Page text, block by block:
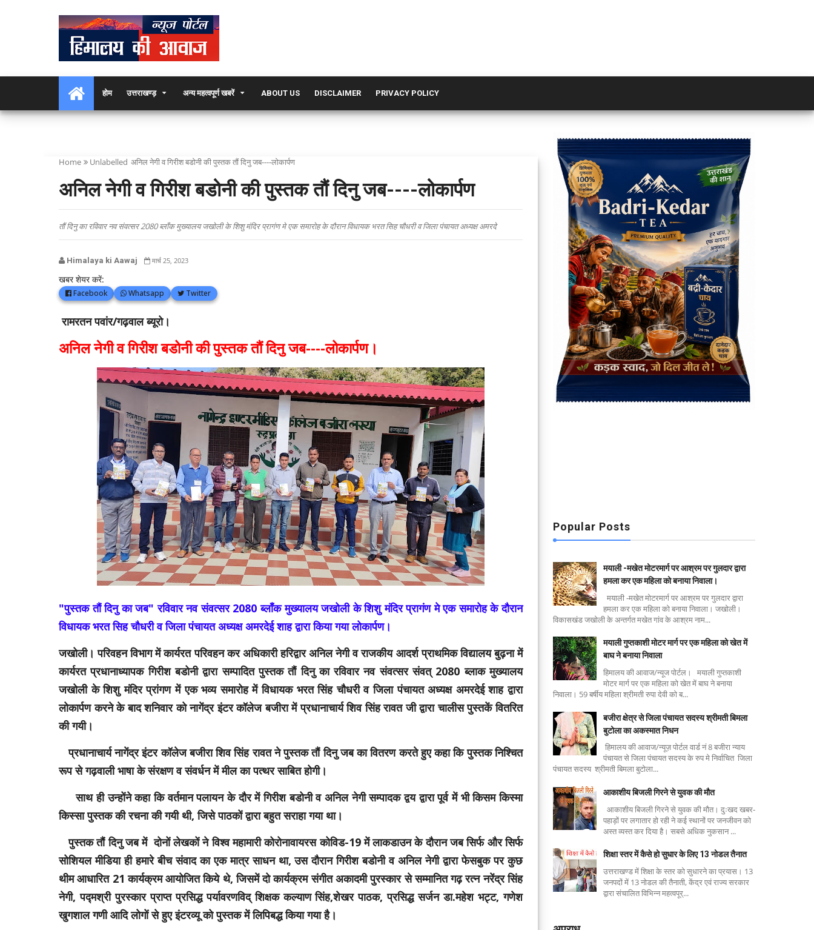
होम उत्तराखण्ड़ अन्य महत्वपूर्ण खबरें ABOUT US DISCLAIMER PRIVACY POLICY
Home Unlabelled अनिल नेगी व गिरीश बडोनी की पुस्तक तौं दिनु जब----लोकार्पण
अनिल नेगी व गिरीश बडोनी की पुस्तक तौं दिनु जब----लोकार्पण
तौं दिनु का रविवार नव संवत्सर 2080 ब्लाँक मुख्यालय जखोली के शिशु मंदिर प्रागंण मे एक समारोह के दौरान विधायक भरत सिह चौधरी व जिला पंचायत अध्यक्ष अमरदे
Himalaya ki Aawaj मार्च 25, 2023
खबर शेयर करें:
Facebook Whatsapp Twitter
रामरतन पवांर/गढ़वाल ब्यूरो।
अनिल नेगी व गिरीश बडोनी की पुस्तक तौं दिनु जब----लोकार्पण।
"पुस्तक तौं दिनु का जब" रविवार नव संवत्सर 2080 ब्लाँक मुख्यालय जखोली के शिशु मंदिर प्रागंण मे एक समारोह के दौरान
विधायक भरत सिह चौधरी व जिला पंचायत अध्यक्ष अमरदेई शाह द्वारा किया गया लोकार्पण।
जखोली। परिवहन विभाग में कार्यरत परिवहन कर अधिकारी हरिद्वार अनिल नेगी व राजकीय आदर्श प्राथमिक विद्यालय बुढ़ना में
कार्यरत प्रधानाध्यापक गिरीश बडोनी द्वारा सम्पादित पुस्तक तौं दिनु का रविवार नव संवत्सर संवत् 2080 ब्लाक मुख्यालय
जखोली के शिशु मंदिर प्रांगण में एक भव्य समारोह में विधायक भरत सिंह चौधरी व जिला पंचायत अध्यक्ष अमरदेई शाह द्वारा
लोकार्पण करने के बाद शनिवार को नागेंद्र इंटर कॉलेज बजीरा में प्रधानाचार्य शिव सिंह रावत जी द्वारा चालीस पुस्तकें वितरित
की गयी।
प्रधानाचार्य नागेंद्र इंटर कॉलेज बजीरा शिव सिंह रावत ने पुस्तक तौं दिनु जब का वितरण करते हुए कहा कि पुस्तक निश्चित
रूप से गढ़वाली भाषा के संरक्षण व संवर्धन में मील का पत्थर साबित होगी।
साथ ही उन्होंने कहा कि वर्तमान पलायन के दौर में गिरीश बडोनी व अनिल नेगी सम्पादक द्वय द्वारा पूर्व में भी किसम किस्मा
किस्सा पुस्तक की रचना की गयी थी, जिसे पाठकों द्वारा बहुत सराहा गया था।
पुस्तक तौं दिनु जब में दोनों लेखकों ने विश्व महामारी कोरोनावायरस कोविड-19 में लाकडाउन के दौरान जब सिर्फ और सिर्फ
सोशियल मीडिया ही हमारे बीच संवाद का एक मात्र साधन था, उस दौरान गिरीश बडोनी व अनिल नेगी द्वारा फेसबुक पर कुछ
थीम आधारित 21 कार्यक्रम आयोजित किये थे, जिसमें दो कार्यक्रम संगीत अकादमी पुरस्कार से सम्मानित गढ़ रत्न नरेंद्र सिंह
नेगी, पद्मश्री पुरस्कार प्राप्त प्रसिद्ध पर्यावरणविद् शिक्षक कल्याण सिंह,शेखर पाठक, प्रसिद्ध सर्जन डा.महेश भट्ट, गणेश
खुगशाल गणी आदि लोगों से हुए इंटरव्यू को पुस्तक में लिपिबद्ध किया गया है।
Popular Posts
मयाली -मखेत मोटरमार्ग पर आश्रम पर गुलदार द्वारा
हमला कर एक महिला को बनाया निवाला।
मयाली -मखेत मोटरमार्ग पर आश्रम पर गुलदार द्वारा
हमला कर एक महिला को बनाया निवाला। जखोली।
विकासखंड जखोली के अन्तर्गत मखेत गांव के आश्रम नाम...
मयाली गुप्तकाशी मोटर मार्ग पर एक महिला को खेत में
बाघ ने बनाया निवाला
हिमालय की आवाज/न्यूज पोर्टल। मयाली गुप्तकाशी
मोटर मार्ग पर एक महिला को खेत में बाघ ने बनाया
निवाला। 59 बर्षीय महिला श्रीमती रुपा देवी को ब...
बजीरा क्षेत्र से जिला पंचायत सदस्य श्रीमती बिमला
बुटोला का अकस्मात निधन
हिमालय की आवाज/न्यूज़ पोर्टल वार्ड नं 8 बजीरा न्याय
पंचायत से जिला पंचायत सदस्य के रुप मे निर्वाचित जिला
पंचायत सदस्य श्रीमती बिमला बुटोला...
आकाशीय बिजली गिरने से युवक की मौत
आकाशीय बिजली गिरने से युवक की मौत। दुःखद खबर-
पहाड़ों पर लगातार हो रही ने कई स्थानों पर जनजीवन को
अस्त व्यस्त कर दिया है। सबसे अधिक नुकसान ...
शिक्षा स्तर में कैसे हो सुधार के लिए 13 नोडल तैनात
उत्तराखण्ड में शिक्षा के स्तर को सुधारने का प्रयास। 13
जनपदों में 13 नोडल की तैनाती, केंद्र एवं राज्य सरकार
द्वारा संचालित विभिन्न महत्वपूर्...